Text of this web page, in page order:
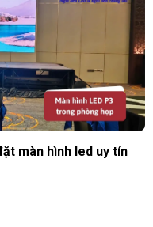
màn hình led uy tín